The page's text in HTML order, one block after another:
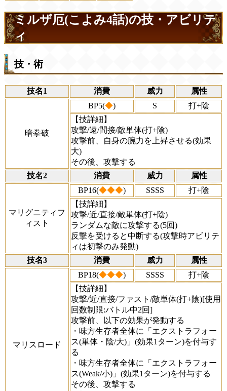
ミルザ厄(こよみ4話)の技・アビリテ
ィ
技・術
技名1 消費 威力 属性
暗拳破
BP5(◆) S
打+陰
【技詳細】
攻撃/遠/間接/敵単体(打+陰)
攻撃前、自身の腕力を上昇させる(効果
大)
その後、攻撃する
技名2
消費 威力 属性
マリグニティフ
ィスト
BP16(◆◆◆) SSSS
打+陰
【技詳細】
攻撃/近/直接/敵単体(打+陰)
ランダムな敵に攻撃する(5回)
反撃を受けると中断する(攻撃時アビリテ
ィは初撃のみ発動)
技名3
消費 威力 属性
マリスロード
BP18(◆◆◆) SSSS
打+陰
【技詳細】
攻撃/近/直接/ファスト/敵単体(打+陰)[使用
回数制限:バトル中2回]
攻撃前、以下の効果が発動する
・味方生存者全体に「エクストラフォー
ス(単体・陰/大)」(効果1ターン)を付与す
る
・味方生存者全体に「エクストラフォー
ス(Weak/小)」(効果1ターン)を付与する
その後、攻撃する